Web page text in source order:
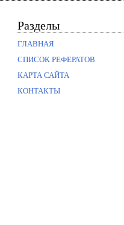
Разделы
ГЛАВНАЯ
СПИСОК РЕФЕРАТОВ
КАРТА САЙТА
КОНТАКТЫ